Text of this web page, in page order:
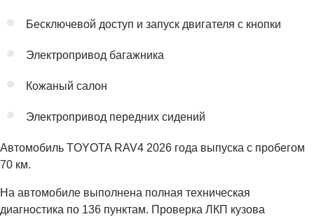
Бесключевой доступ и запуск двигателя с кнопки
Электропривод багажника
Кожаный салон
Электропривод передних сидений
Автомобиль TOYOTA RAV4 2026 года выпуска с пробегом
70 км.
На автомобиле выполнена полная техническая
диагностика по 136 пунктам. Проверка ЛКП кузова